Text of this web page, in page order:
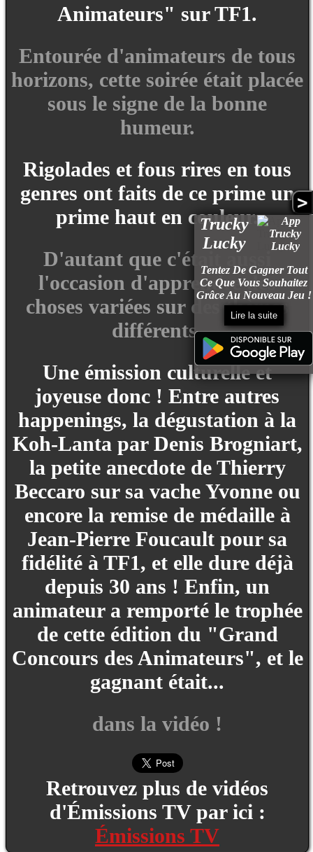
>
Trucky
Lucky
Tentez De Gagner Tout
Ce Que Vous Souhaitez
Grâce Au Nouveau Jeu !
Lire la suite
Animateurs" sur TF1.
Entourée d'animateurs de tous
horizons, cette soirée était placée
sous le signe de la bonne
humeur.
Rigolades et fous rires en tous
genres ont faits de ce prime un
prime haut en couleur.
D'autant que c'était aussi
l'occasion d'apprendre des
choses variées sur des thèmes
différents.
Une émission culturelle et
joyeuse donc ! Entre autres
happenings, la dégustation à la
Koh-Lanta par Denis Brogniart,
la petite anecdote de Thierry
Beccaro sur sa vache Yvonne ou
encore la remise de médaille à
Jean-Pierre Foucault pour sa
fidélité à TF1, et elle dure déjà
depuis 30 ans ! Enfin, un
animateur a remporté le trophée
de cette édition du "Grand
Concours des Animateurs", et le
gagnant était...
dans la vidéo !
Retrouvez plus de vidéos
d'Émissions TV par ici :
Émissions TV